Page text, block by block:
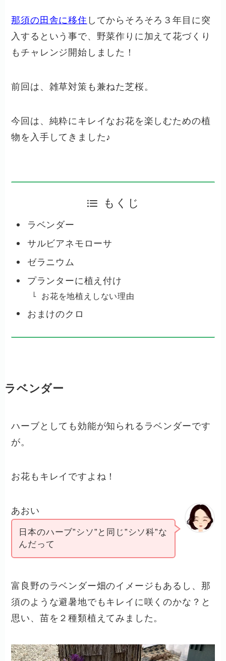
那須の田舎に移住 してからそろそろ３年目に突
入するという事で、野菜作りに加えて花づくり
もチャレンジ開始しました！
前回は、雑草対策も兼ねた芝桜。
今回は、純粋にキレイなお花を楽しむための植
物を入手してきました♪
もくじ
ラベンダー
サルビアネモローサ
ゼラニウム
プランターに植え付け
お花を地植えしない理由
おまけのクロ
ラベンダー
ハーブとしても効能が知られるラベンダーです
が。
お花もキレイですよね！
あおい
日本のハーブ”シソ”と同じ”シソ科”な
んだって
富良野のラベンダー畑のイメージもあるし、那
須のような避暑地でもキレイに咲くのかな？と
思い、苗を２種類植えてみました。